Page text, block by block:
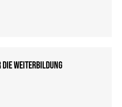
die Weiterbildung